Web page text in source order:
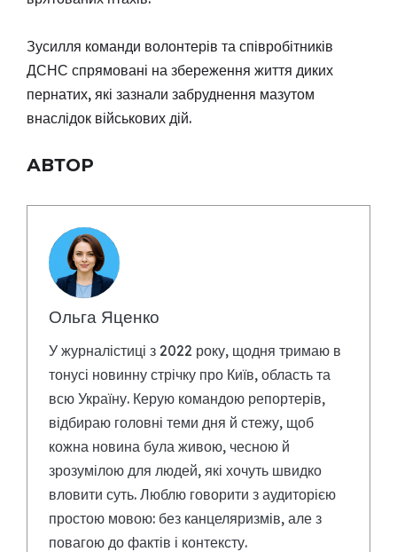
Зусилля команди волонтерів та співробітників
ДСНС спрямовані на збереження життя диких
пернатих, які зазнали забруднення мазутом
внаслідок військових дій.
АВТОР
Ольга Яценко
У журналістиці з 2022 року, щодня тримаю в
тонусі новинну стрічку про Київ, область та
всю Україну. Керую командою репортерів,
відбираю головні теми дня й стежу, щоб
кожна новина була живою, чесною й
зрозумілою для людей, які хочуть швидко
вловити суть. Люблю говорити з аудиторією
простою мовою: без канцеляризмів, але з
повагою до фактів і контексту.